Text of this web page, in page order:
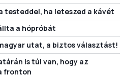
testeddel, ha leteszed a kávét
a hópróbát
utat, a biztos választást!
is túl van, hogy az
fronton